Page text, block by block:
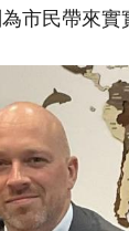
市民帶來實